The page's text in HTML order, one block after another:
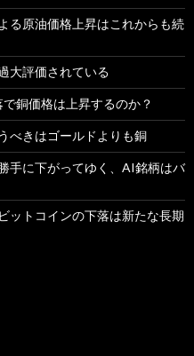
る原油価格上昇はこれからも続
大評価されている
銅価格は上昇するのか？
べきはゴールドよりも銅
手に下がってゆく、AI銘柄はバ
ットコインの下落は新たな長期